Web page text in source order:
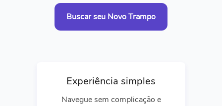
Buscar seu Novo Trampo
Experiência simples
Navegue sem complicação e